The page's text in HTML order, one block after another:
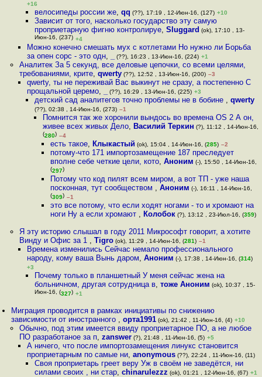
+16
велосипеды россии же,qq (??), 17:19 , 12-Июн-16, (127) +10
Зависит от того, насколько государство эту самую
проприетарную фигню контролируе,Sluggard (ok), 17:10 , 13-
Июн-16, (237) +4
Можно конечно смешать мух с котлетами Но нужно ли Борьба
за опен сорс - это одн, (??), 16:23 , 13-Июн-16, (224) +1
Аналитек За 5 секунд, все деловые цепочки, со всеми целями,
требованиями, крите, qwerty(??), 12:52 , 13-Июн-16, (200) –3
qwerty, ты не переживай Вас выкинут не сразу, а постепенно С
прощальной церемо, (??), 16:29 , 13-Июн-16, (225) +3
детский сад аналитегов точно проблемы не в бобине ,qwerty
(??), 02:38 , 14-Июн-16, (273) –1
Помнится так же хоронили вындось во времена ОS 2 А он,
живее всех живых Дело, Василий Теркин (?), 11:12 , 14-Июн-16,
(280) –4
есть такое, Клыкастый (ok), 15:04 , 14-Июн-16, (285) –2
потому-что 171 импортозамещение 187 преследует
вполне себе четкие цели, кото, Аноним (-), 15:50 , 14-Июн-16,
(297)
Потому что код пилят всем миром, а вот ТП - уже наша
посконная, тут сообществом , Аноним (-), 16:11 , 14-Июн-16,
(309) –1
это все потому, что если ходят ногами - то и хромают на
ноги Ну а если хромают , Колобок(?), 13:12 , 23-Июл-16, (359)
Я эту историю слышал в году 2011 Микрософт говорит, а хотите
Винду и Офис за 1 , Tigro(ok), 11:29 , 14-Июн-16, (281) –1
Времена изменились Сейчас немало профессионального
народу, кому ваша Вынь даром, Аноним (-), 17:38 , 14-Июн-16, (314)
+3
Почему только в планшетный У меня сейчас жена на
больничном, другая сотрудница в,тоже Аноним (ok), 10:37 , 15-
Июн-16, (327) +1
Миграция проводится в рамках инициативы по снижению
зависимости от иностранного ,орта1991 (ok), 21:42 , 11-Июн-16, (4) +10
Обычно, под этим имеется ввиду проприетарное ПО, а не любое
ПО разработаное за п, zanswer(?), 21:48 , 11-Июн-16, (5) +5
А ничего, что после импортозамещения линукс становится
проприетарным по самые ни, anonymous(??), 22:24 , 11-Июн-16, (11)
Своя проприетарь греет веру Уж в своём не заведётся, ни
силами своих , ни стар,chinarulezzz (ok), 01:21 , 12-Июн-16, (67) +1